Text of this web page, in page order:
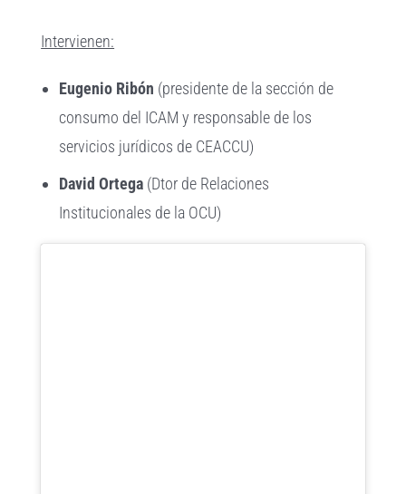
Intervienen:
Eugenio Ribón (presidente de la sección de
consumo del ICAM y responsable de los
servicios jurídicos de CEACCU)
David Ortega (Dtor de Relaciones
Institucionales de la OCU)